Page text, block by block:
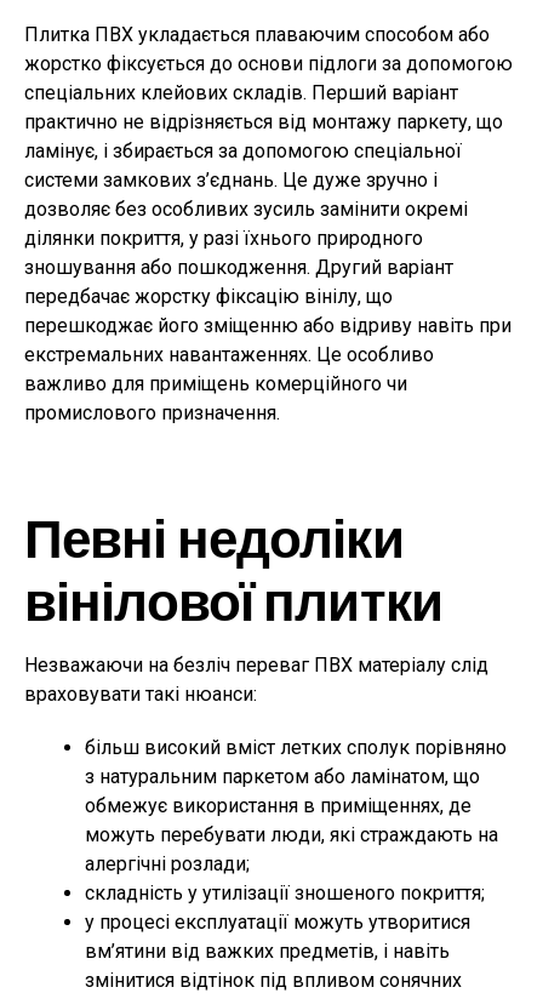
Плитка ПВХ укладається плаваючим способом або
жорстко фіксується до основи підлоги за допомогою
спеціальних клейових складів. Перший варіант
практично не відрізняється від монтажу паркету, що
ламінує, і збирається за допомогою спеціальної
системи замкових з’єднань. Це дуже зручно і
дозволяє без особливих зусиль замінити окремі
ділянки покриття, у разі їхнього природного
зношування або пошкодження. Другий варіант
передбачає жорстку фіксацію вінілу, що
перешкоджає його зміщенню або відриву навіть при
екстремальних навантаженнях. Це особливо
важливо для приміщень комерційного чи
промислового призначення.
Певні недоліки
вінілової плитки
Незважаючи на безліч переваг ПВХ матеріалу слід
враховувати такі нюанси:
більш високий вміст летких сполук порівняно
з натуральним паркетом або ламінатом, що
обмежує використання в приміщеннях, де
можуть перебувати люди, які страждають на
алергічні розлади;
складність у утилізації зношеного покриття;
у процесі експлуатації можуть утворитися
вм’ятини від важких предметів, і навіть
змінитися відтінок під впливом сонячних